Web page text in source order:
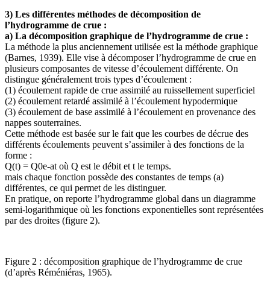
3) Les différentes méthodes de décomposition de
l’hydrogramme de crue :
a) La décomposition graphique de l’hydrogramme de crue :
La méthode la plus anciennement utilisée est la méthode graphique
(Barnes, 1939). Elle vise à décomposer l’hydrogramme de crue en
plusieurs composantes de vitesse d’écoulement différente. On
distingue généralement trois types d’écoulement :
(1) écoulement rapide de crue assimilé au ruissellement superficiel
(2) écoulement retardé assimilé à l’écoulement hypodermique
(3) écoulement de base assimilé à l’écoulement en provenance des
nappes souterraines.
Cette méthode est basée sur le fait que les courbes de décrue des
différents écoulements peuvent s’assimiler à des fonctions de la
forme :
Q(t) = Q0e-at où Q est le débit et t le temps.
mais chaque fonction possède des constantes de temps (a)
différentes, ce qui permet de les distinguer.
En pratique, on reporte l’hydrogramme global dans un diagramme
semi-logarithmique où les fonctions exponentielles sont représentées
par des droites (figure 2).
Figure 2 : décomposition graphique de l’hydrogramme de crue
(d’après Réméniéras, 1965).